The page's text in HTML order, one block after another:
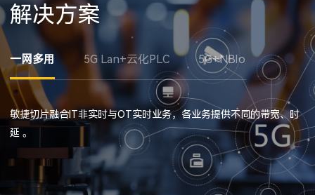
解决方案
一网多用 5G Lan+云化PLC 5G+NBIoT多网融合
敏捷切片融合IT非实时与OT实时业务，各业务提供不同的带宽、时
延 。